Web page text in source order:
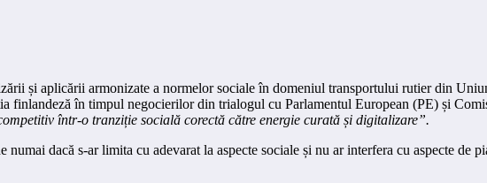
și aplicării armonizate a normelor sociale în domeniul transportului rutier din
finlandeză în timpul negocierilor din trialogul cu Parlamentul European (PE) și
într-o tranziție socială corectă către energie curată și digitalizare”.
dacă s-ar limita cu adevarat la aspecte sociale și nu ar interfera cu aspecte de